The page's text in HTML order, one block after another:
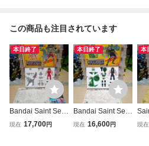
この商品も注目されています
本日終了
Bandai Saint Seiy
a - Bronze Saint /
現在 17,700円
本日終了
Bandai Saint Seiy
a - Bronze Saint /
現在 16,600円
本
現在